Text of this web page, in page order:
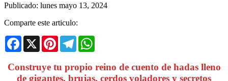
Publicado: lunes mayo 13, 2024
Comparte este articulo:
Facebook
X PinterestTelegram
Construye tu propio reino de cuento de hadas lleno
de gigantes, brujas, cerdos voladores y secretos